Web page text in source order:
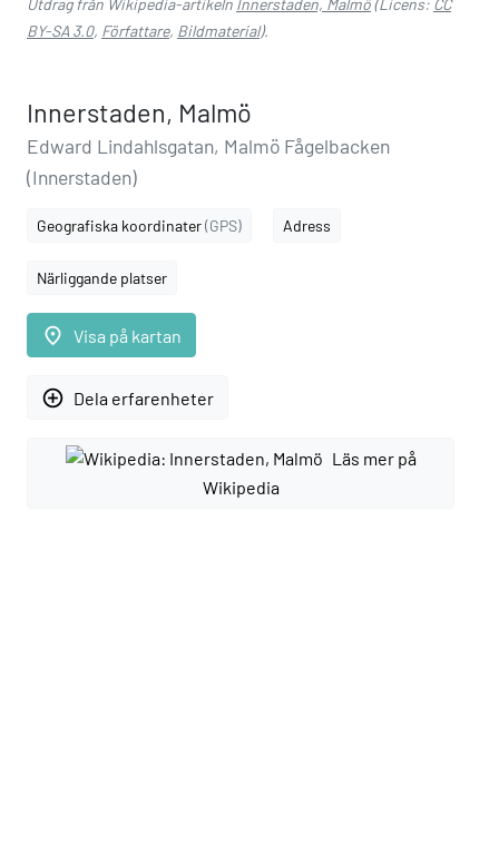
Utdrag från Wikipedia-artikeln Innerstaden, Malmö(Licens: CC
BY-SA 3.0, Författare, Bildmaterial).
Innerstaden, Malmö
Edward Lindahlsgatan, Malmö Fågelbacken
(Innerstaden)
Geografiska koordinater(GPS) Adress
Närliggande platser
place Visa på kartan
add_circle_outline Dela erfarenheter
Läs mer på
Wikipedia